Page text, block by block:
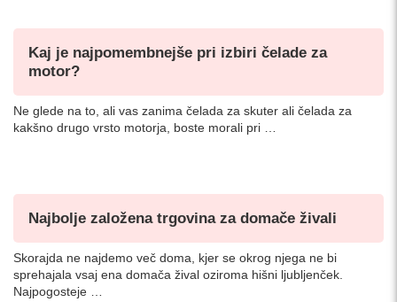
Kaj je najpomembnejše pri izbiri čelade za
motor?
Ne glede na to, ali vas zanima čelada za skuter ali čelada za
kakšno drugo vrsto motorja, boste morali pri …
Najbolje založena trgovina za domače živali
Skorajda ne najdemo več doma, kjer se okrog njega ne bi
sprehajala vsaj ena domača žival oziroma hišni ljubljenček.
Najpogosteje …